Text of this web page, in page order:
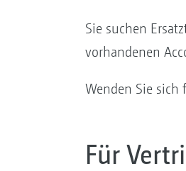
Sie suchen
vorhandenen
Wenden Sie sich
Für